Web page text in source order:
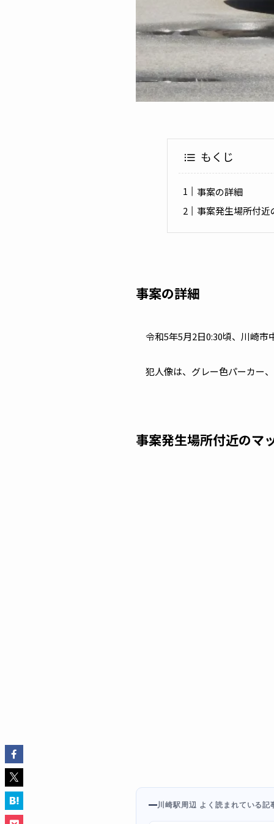
もくじ
事案の詳細
事案発生場所付近
事案の詳細
令和5年5月2日0:30頃、川崎
犯人像は、グレー色パーカー
事案発生場所付近のマ
川崎駅周辺 よく読まれている記